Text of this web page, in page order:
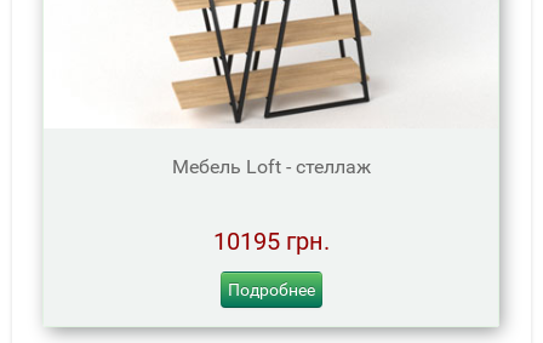
Мебель Loft - стеллаж
10195 грн.
Подробнее